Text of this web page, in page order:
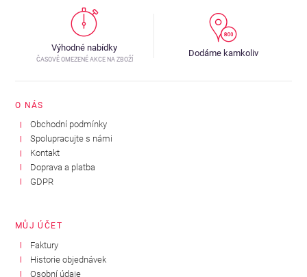
Výhodné nabídky
ČASOVĚ OMEZENÉ AKCE NA ZBOŽÍ
Dodáme kamkoliv
O NÁS
Obchodní podmínky
Spolupracujte s námi
Kontakt
Doprava a platba
GDPR
MŮJ ÚČET
Faktury
Historie objednávek
Osobní údaje